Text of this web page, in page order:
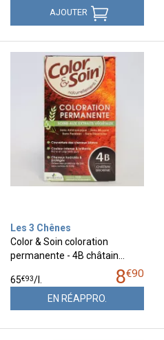
AJOUTER
Les 3 Chênes
Color & Soin coloration
permanente - 4B châtain…
8€90
65€93/
EN RÉAPPRO.